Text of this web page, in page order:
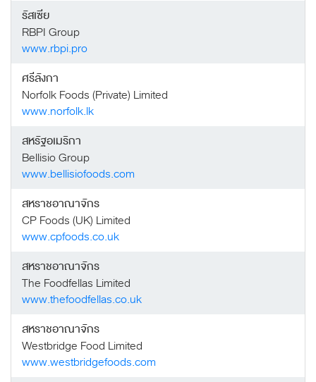
รัสเซีย
RBPI Group
www.rbpi.pro
ศรีลังกา
Norfolk Foods (Private) Limited
www.norfolk.lk
สหรัฐอเมริกา
Bellisio Group
www.bellisiofoods.com
สหราชอาณาจักร
CP Foods (UK) Limited
www.cpfoods.co.uk
สหราชอาณาจักร
The Foodfellas Limited
www.thefoodfellas.co.uk
สหราชอาณาจักร
Westbridge Food Limited
www.westbridgefoods.com